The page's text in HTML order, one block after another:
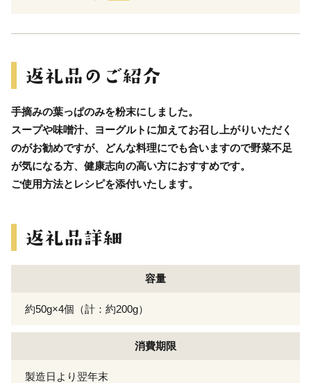
手摘みの葉っぱのみを粉末にしました。
スープや味噌汁、ヨーグルトに加えてお召し上がりいただく
のがお勧めですが、どんな料理にでも合いますので野菜不足
が気になる方、健康志向の高い方におすすめです。
ご使用方法とレシピを添付いたします。
容量
約50g×4個（計：約200g）
消費期限
製造日より翌年末